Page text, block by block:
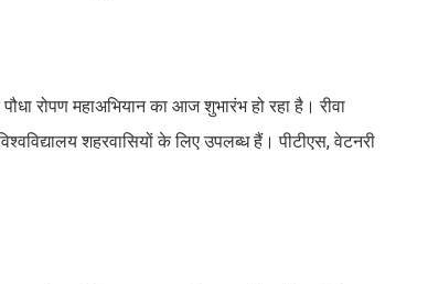
रोपण महाअभियान का आज शुभारंभ हो रहा है। रीवा
शहरवासियों के लिए उपलब्ध हैं। पीटीएस, वेटनरी